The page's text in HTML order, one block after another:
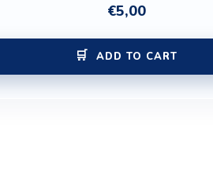
€5,00
ADD TO CART